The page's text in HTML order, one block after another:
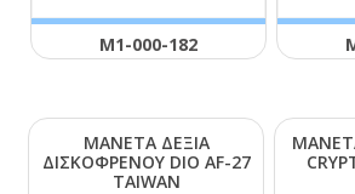
Μ1-000-182
ΜΑΝΕΤΑ ΔΕΞΙΑ
ΔΙΣΚΟΦΡΕΝΟΥ DΙΟ ΑF-27
ΤΑΙWΑΝ